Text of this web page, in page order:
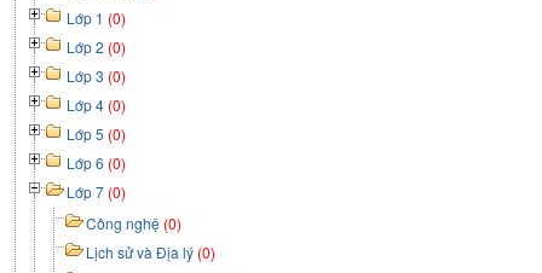
Lớp 1 (0)
Lớp 2 (0)
Lớp 3 (0)
Lớp 4 (0)
Lớp 5 (0)
Lớp 6 (0)
Lớp 7 (0)
Công nghệ (0)
Lịch sử và Địa lý (0)